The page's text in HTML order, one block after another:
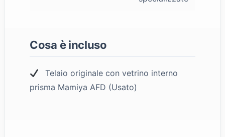
Cosa è incluso
Telaio originale con vetrino interno
prisma Mamiya AFD (Usato)